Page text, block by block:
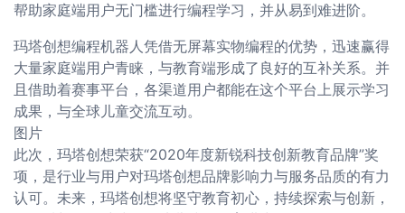
帮助家庭端用户无门槛进行编程学习，并从易到难进阶。
玛塔创想编程机器人凭借无屏幕实物编程的优势，迅速赢得
大量家庭端用户青睐，与教育端形成了良好的互补关系。并
且借助着赛事平台，各渠道用户都能在这个平台上展示学习
成果，与全球儿童交流互动。
图片
此次，玛塔创想荣获“2020年度新锐科技创新教育品牌”奖
项，是行业与用户对玛塔创想品牌影响力与服务品质的有力
认可。未来，玛塔创想将坚守教育初心，持续探索与创新，